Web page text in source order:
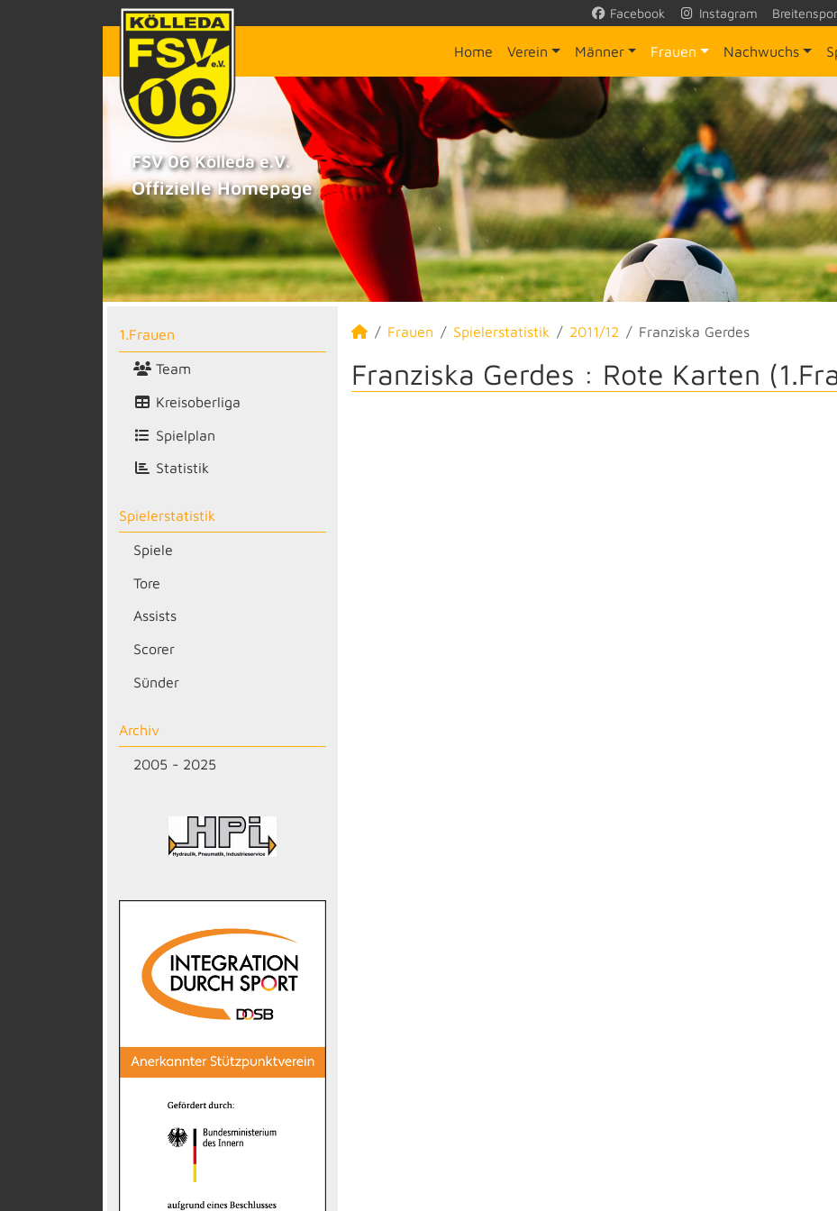
Facebook Instagram
Home Verein Männer Frauen Nachwuchs
FSV 06 Kölleda e.V.
Offizielle Homepage
1.Frauen
Team
Kreisoberliga
Spielplan
Statistik
Spielerstatistik
Spiele
Tore
Assists
Scorer
Sünder
Archiv
2005 - 2025
Frauen Spielerstatistik 2011/12 Franziska Gerdes
Franziska Gerdes : Rote Karten